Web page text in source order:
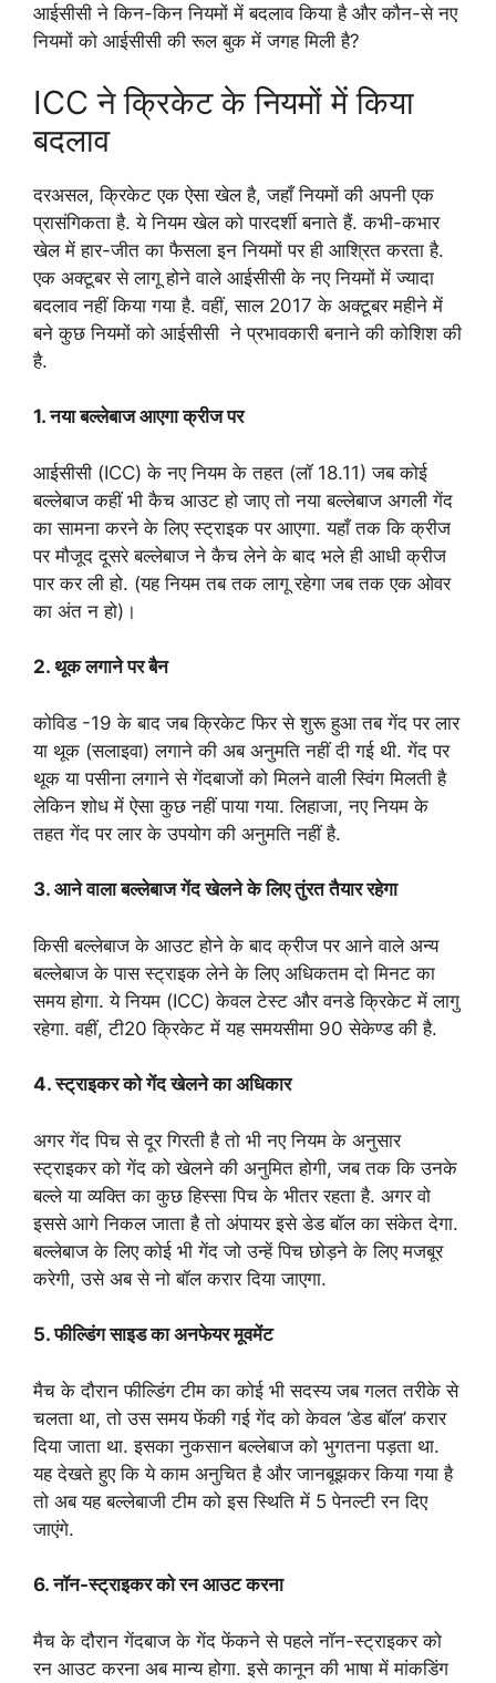
आईसीसी ने किन-किन नियमों में बदलाव किया है और कौन-से नए
नियमों को आईसीसी की रूल बुक में जगह मिली है?
ICC ने क्रिकेट के नियमों में किया
बदलाव
दरअसल, क्रिकेट एक ऐसा खेल है, जहाँ नियमों की अपनी एक
प्रासंगिकता है. ये नियम खेल को पारदर्शी बनाते हैं. कभी-कभार
खेल में हार-जीत का फैसला इन नियमों पर ही आश्रित करता है.
एक अक्टूबर से लागू होने वाले आईसीसी के नए नियमों में ज्यादा
बदलाव नहीं किया गया है. वहीं, साल 2017 के अक्टूबर महीने में
बने कुछ नियमों को आईसीसी ने प्रभावकारी बनाने की कोशिश की
है.
1. नया बल्लेबाज आएगा क्रीज पर
आईसीसी (ICC) के नए नियम के तहत (लॉ 18.11) जब कोई
बल्लेबाज कहीं भी कैच आउट हो जाए तो नया बल्लेबाज अगली गेंद
का सामना करने के लिए स्ट्राइक पर आएगा. यहाँ तक कि क्रीज
पर मौजूद दूसरे बल्लेबाज ने कैच लेने के बाद भले ही आधी क्रीज
पार कर ली हो. (यह नियम तब तक लागू रहेगा जब तक एक ओवर
का अंत न हो)।
2. थूक लगाने पर बैन
कोविड -19 के बाद जब क्रिकेट फिर से शुरू हुआ तब गेंद पर लार
या थूक (सलाइवा) लगाने की अब अनुमति नहीं दी गई थी. गेंद पर
थूक या पसीना लगाने से गेंदबाजों को मिलने वाली स्विंग मिलती है
लेकिन शोध में ऐसा कुछ नहीं पाया गया. लिहाजा, नए नियम के
तहत गेंद पर लार के उपयोग की अनुमति नहीं है.
3. आने वाला बल्लेबाज गेंद खेलने के लिए तुंरत तैयार रहेगा
किसी बल्लेबाज के आउट होने के बाद क्रीज पर आने वाले अन्य
बल्लेबाज के पास स्ट्राइक लेने के लिए अधिकतम दो मिनट का
समय होगा. ये नियम (ICC) केवल टेस्ट और वनडे क्रिकेट में लागु
रहेगा. वहीं, टी20 क्रिकेट में यह समयसीमा 90 सेकेण्ड की है.
4. स्ट्राइकर को गेंद खेलने का अधिकार
अगर गेंद पिच से दूर गिरती है तो भी नए नियम के अनुसार
स्ट्राइकर को गेंद को खेलने की अनुमित होगी, जब तक कि उनके
बल्ले या व्यक्ति का कुछ हिस्सा पिच के भीतर रहता है. अगर वो
इससे आगे निकल जाता है तो अंपायर इसे डेड बॉल का संकेत देगा.
बल्लेबाज के लिए कोई भी गेंद जो उन्हें पिच छोड़ने के लिए मजबूर
करेगी, उसे अब से नो बॉल करार दिया जाएगा.
5. फील्डिंग साइड का अनफेयर मूवमेंट
मैच के दौरान फील्डिंग टीम का कोई भी सदस्य जब गलत तरीके से
चलता था, तो उस समय फेंकी गई गेंद को केवल ‘डेड बॉल’ करार
दिया जाता था. इसका नुकसान बल्लेबाज को भुगतना पड़ता था.
यह देखते हुए कि ये काम अनुचित है और जानबूझकर किया गया है
तो अब यह बल्लेबाजी टीम को इस स्थिति में 5 पेनल्टी रन दिए
जाएंगे.
6. नॉन-स्ट्राइकर को रन आउट करना
मैच के दौरान गेंदबाज के गेंद फेंकने से पहले नॉन-स्ट्राइकर को
रन आउट करना अब मान्य होगा. इसे कानून की भाषा में मांकडिंग